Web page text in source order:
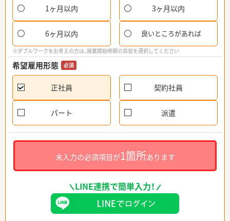
1ヶ月以内 3ヶ月以内
6ヶ月以内 良いところがあれば
※ダブルワークをお考えの方は、就業開始時期の目安を選択してください
希望雇用形態 必須
正社員 契約社員
パート 派遣
未入力の必須項目が1箇所あります
LINE連携で簡単入力！